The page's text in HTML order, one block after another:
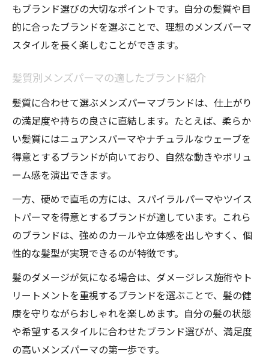
ビジネスシーンに最適なパーマスタイル提
案
大人世代におすすめのパーマブランドとは
ビジネス向けメンズパーマのセットテクニ
ック
韓国風メンズパーマで叶える自分らしい髪型
韓国風メンズパーマの魅力とトレンド解説
メンズパーマで叶う韓国スタイルの選び方
自分に似合う韓国風パーマの見つけ方
韓国風メンズパーマのスタイリング技
韓国ファッションと相性抜群の髪型提案
種類別に解説するメンズパーマの持続性とコツ
メンズパーマ種類ごとの持続性比較ポイン
ト
パーマの持ちを良くするケアとコツまとめ
髪質別メンズパーマのおすすめ種類紹介
もブランド選びの大切なポイントです。自分の髪質や目
的に合ったブランドを選ぶことで、理想のメンズパーマ
スタイルを長く楽しむことができます。
髪質別メンズパーマの適したブランド紹介
髪質に合わせて選ぶメンズパーマブランドは、仕上がり
の満足度や持ちの良さに直結します。たとえば、柔らか
い髪質にはニュアンスパーマやナチュラルなウェーブを
得意とするブランドが向いており、自然な動きやボリュ
ーム感を演出できます。
一方、硬めで直毛の方には、スパイラルパーマやツイス
トパーマを得意とするブランドが適しています。これら
のブランドは、強めのカールや立体感を出しやすく、個
性的な髪型が実現できるのが特徴です。
髪のダメージが気になる場合は、ダメージレス施術やト
リートメントを重視するブランドを選ぶことで、髪の健
康を守りながらおしゃれを楽しめます。自分の髪の状態
や希望するスタイルに合わせたブランド選びが、満足度
の高いメンズパーマの第一歩です。